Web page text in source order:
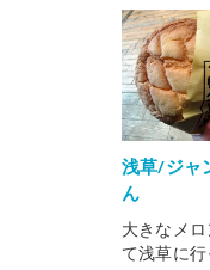
浅草/ジャ
ん
大きなメ
て浅草に